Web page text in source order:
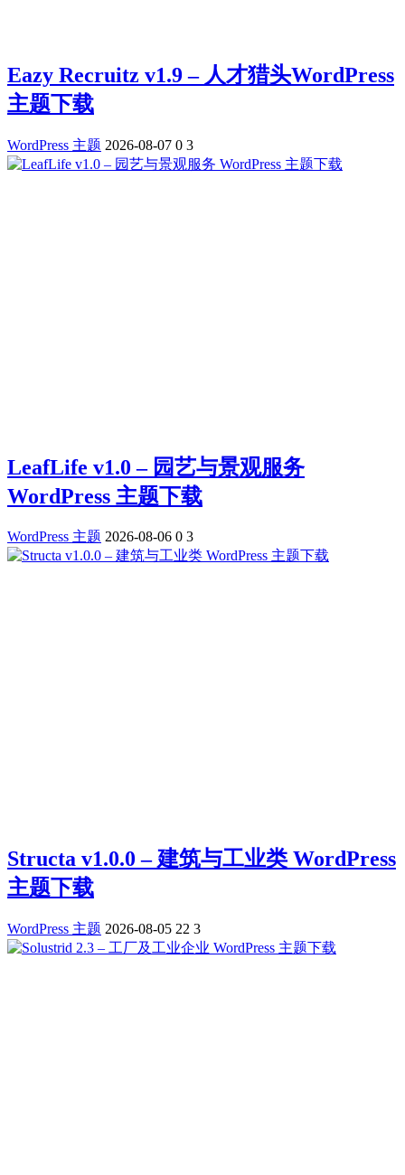
Eazy Recruitz v1.9 – 人才猎头WordPress
主题下载
WordPress 主题 2026-08-07 0 3
LeafLife v1.0 – 园艺与景观服务
WordPress 主题下载
WordPress 主题 2026-08-06 0 3
Structa v1.0.0 – 建筑与工业类 WordPress
主题下载
WordPress 主题 2026-08-05 22 3